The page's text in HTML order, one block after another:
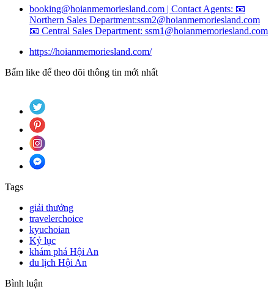
booking@hoianmemoriesland.com | Contact Agents: 📧
Northern Sales Department:ssm2@hoianmemoriesland.com
📧 Central Sales Department: ssm1@hoianmemoriesland.com
https://hoianmemoriesland.com/
Bấm like để theo dõi thông tin mới nhất
Tags
giải thưởng
travelerchoice
kyuchoian
Kỷ lục
khám phá Hội An
du lịch Hội An
Bình luận